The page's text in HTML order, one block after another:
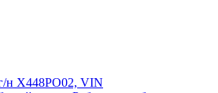
н Х448РО02, VIN